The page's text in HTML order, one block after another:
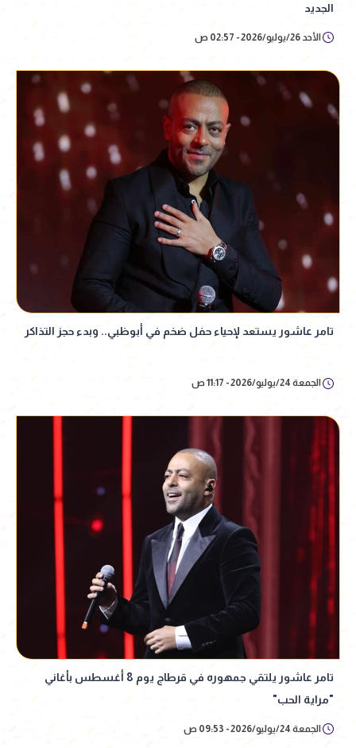
الجديد
الأحد 26/يوليو/2026 - 02:57 ص
تامر عاشور يستعد لإحياء حفل ضخم في أبوظبي.. وبدء حجز التذاكر
الجمعة 24/يوليو/2026 - 11:17 ص
تامر عاشور يلتقي جمهوره في قرطاج يوم 8 أغسطس بأغاني
"مراية الحب"
الجمعة 24/يوليو/2026 - 09:53 ص